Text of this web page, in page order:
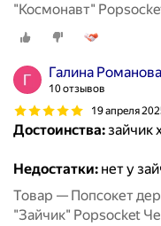
"Космонавт"
Галина Романова
10 отзывов
19 апреля
Достоинства:зайчик
Недостатки: нет у
Товар — Попсокет
"Зайчик" Popsocket